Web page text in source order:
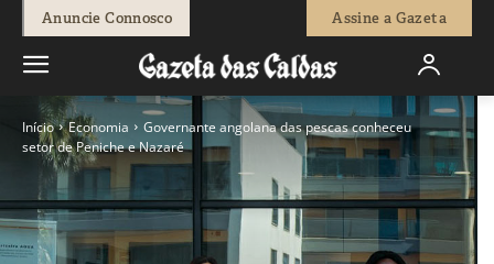
Anuncie Connosco Assine a Gazeta
Início Economia
Governante angolana das pescas conheceu
setor de Peniche e Nazaré